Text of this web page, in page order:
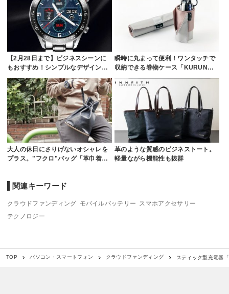
【2月28日まで】ビジネスシーンに
もおすすめ！シンプルなデザイン…
瞬時に丸まって便利！ワンタッチで
収納できる巻物ケース「KURUN…
大人の休日にさりげないオシャレを
プラス。"フクロ"バッグ「革巾着…
革のような質感のビジネストート。
軽量ながら機能性も抜群
関連キーワード
クラウドファンディング モバイルバッテリー
スマホアクセサリー
テクノロジー
TOP パソコン・スマートフォン クラウドファンディング スティック型充電器